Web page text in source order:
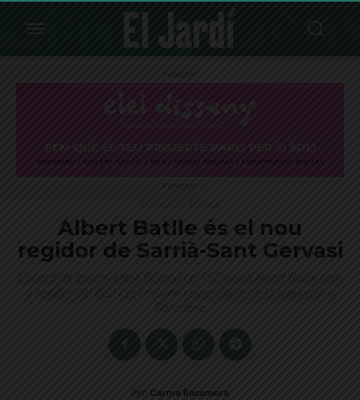
Publicitat
Publicitat
Albert Batlle és el nou
regidor de Sarrià-Sant Gervasi
L'acord de govern entre BComú i el PSC deixa Albert Batlle com
a regidor del districte i màxim responsable de la seguretat a
Barcelona
Per Carme Rocamora